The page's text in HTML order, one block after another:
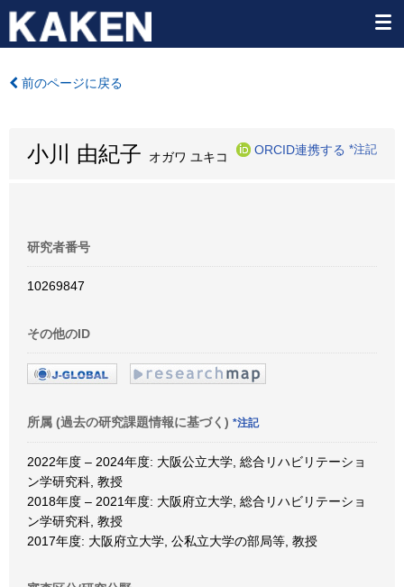
前のページに戻る
小川 由紀子 オガワ ユキコ
ORCID連携する *注記
研究者番号
10269847
その他のID
所属 (過去の研究課題情報に基づく) *注記
2022年度 – 2024年度: 大阪公立大学, 総合リハビリテーショ
ン学研究科, 教授
2018年度 – 2021年度: 大阪府立大学, 総合リハビリテーショ
ン学研究科, 教授
2017年度: 大阪府立大学, 公私立大学の部局等, 教授